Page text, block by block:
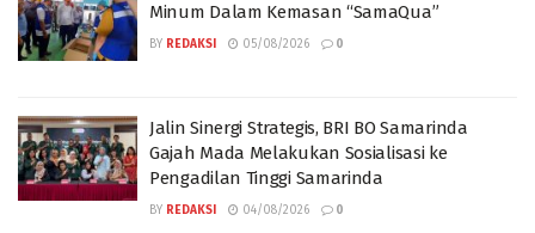
Minum Dalam Kemasan “SamaQua”
BY REDAKSI 05/08/2026 0
Jalin Sinergi Strategis, BRI BO Samarinda
Gajah Mada Melakukan Sosialisasi ke
Pengadilan Tinggi Samarinda
BY REDAKSI 04/08/2026 0